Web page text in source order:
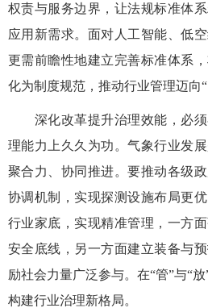
权责与服务边界，让法规标准体
应用新需求。面对人工智能、低
更需前瞻性地建立完善标准体系
化为制度规范，推动行业管理迈向“
深化改革提升治理效能，必须
理能力上久久为功。气象行业发
聚合力、协同推进。要推动各级
协调机制，实现探测设施布局更
行业家底，实现精准管理，一方
安全底线，另一方面建立装备与
励社会力量广泛参与。在“管”与“
构建行业治理新格局。